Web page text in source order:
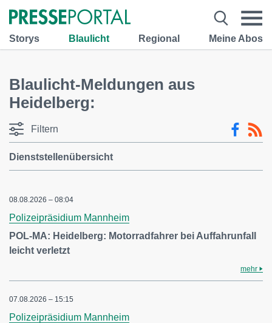
Storys Blaulicht Regional Meine Abos
Blaulicht-Meldungen aus
Heidelberg:
Filtern
Dienststellenübersicht
08.08.2026 – 08:04
Polizeipräsidium Mannheim
POL-MA: Heidelberg: Motorradfahrer bei Auffahrunfall
leicht verletzt
mehr
07.08.2026 – 15:15
Polizeipräsidium Mannheim